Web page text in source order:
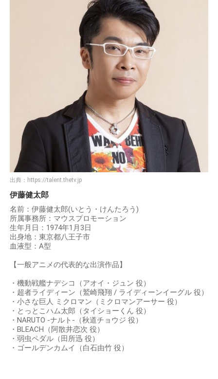
出典： https://talent.thetv.jp
伊藤健太郎
名前：伊藤健太郎(いとう・けんたろう)
所属事務所：マウスプロモーション
生年月日：1974年1月3日
出身地：東京都八王子市
血液型：A型
【一般アニメの代表的な出演作品】
・機動戦艦ナデシコ（アオイ・ジュン 役）
・超者ライディーン（鷲崎飛翔 / ライディーンイーグル 役）
・小さな巨人 ミクロマン（ミクロマンアーサー 役）
・とっとこハム太郎（タイショーくん 役）
・NARUTO -ナルト-（秋道チョウジ 役）
・BLEACH（阿散井恋次 役）
・弱虫ペダル（田所迅 役）
・ゴールデンカムイ（白石由竹 役）